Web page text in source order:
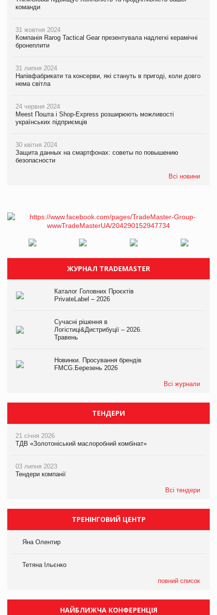
команди
31 жовтня 2024
Компанія Rarog Tactical Gear презентувала надлегкі керамічні
бронеплити
31 липня 2024
Напівфабрикати та консерви, які стануть в пригоді, коли довго
нема світла
24 червня 2024
Meest Пошта і Shop-Express розширюють можливості
українських підприємців
30 квітня 2024
Защита данных на смартфонах: советы по повышению
безопасности
Всі новини
ЖУРНАЛ TRADEMASTER
Каталог Головних Проєктів
PrivateLabel – 2026
Сучасні рішення в
Логістиці&Дистрибуції – 2026.
Травень
Новинки. Просування брендів
FMCG.Березень 2026
Всі журнали
ТЕНДЕРИ
21 січня 2026
ТДВ «Золотоніський маслоробний комбінат»
03 липня 2023
Тендери компанії
Всі тендери
ТРЕНІНГОВИЙ ЦЕНТР
Яна Олентир
Тетяна Ільєнко
повний список
НАЙБЛИЖЧА КОНФЕРЕНЦІЯ